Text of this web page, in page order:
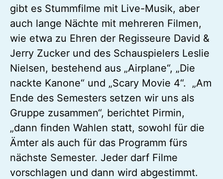
gibt es Stummfilme mit Live-Musik, aber
auch lange Nächte mit mehreren Filmen,
wie etwa zu Ehren der Regisseure David &
Jerry Zucker und des Schauspielers Leslie
Nielsen, bestehend aus „Airplane“, „Die
nackte Kanone“ und „Scary Movie 4“. „Am
Ende des Semesters setzen wir uns als
Gruppe zusammen“, berichtet Pirmin,
„dann finden Wahlen statt, sowohl für die
Ämter als auch für das Programm fürs
nächste Semester. Jeder darf Filme
vorschlagen und dann wird abgestimmt.